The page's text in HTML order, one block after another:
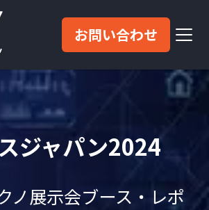
お問い合わせ
ジャパン2024
ノ展示会ブース・レポ